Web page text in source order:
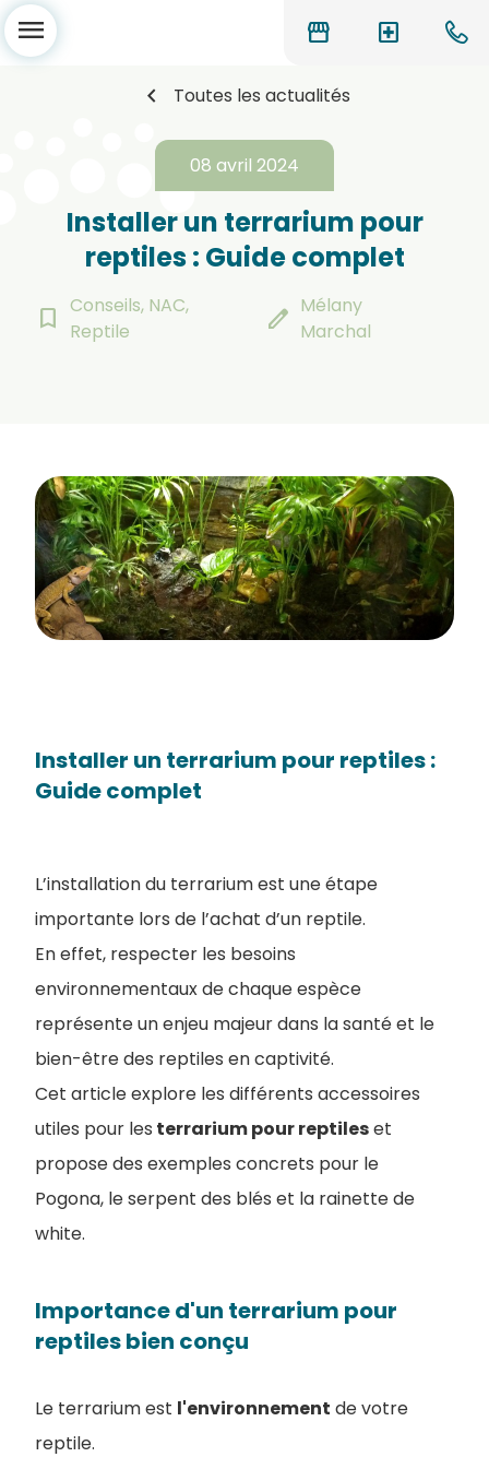
storefront local_hospital
menu
chevron_left Toutes les actualités
08 avril 2024
Installer un terrarium pour
reptiles : Guide complet
bookmark_border Conseils, NAC,
Reptile
edit Mélany
Marchal
Installer un terrarium pour reptiles :
Guide complet
L’installation du terrarium est une étape
importante lors de l’achat d’un reptile.
En effet, respecter les besoins
environnementaux de chaque espèce
représente un enjeu majeur dans la santé et le
bien-être des reptiles en captivité.
Cet article explore les différents accessoires
utiles pour les terrarium pour reptileset
propose des exemples concrets pour le
Pogona, le serpent des blés et la rainette de
white.
Importance d'un terrarium pour
reptiles bien conçu
Le terrarium est l'environnement de votre
reptile.